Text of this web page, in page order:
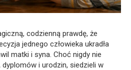
codzienną prawdę, że
jednego człowieka ukradła
matki i syna. Choć nigdy nie
i urodzin, siedzieli w